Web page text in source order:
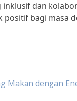
inklusif dan
positif bagi masa
Makan dengan